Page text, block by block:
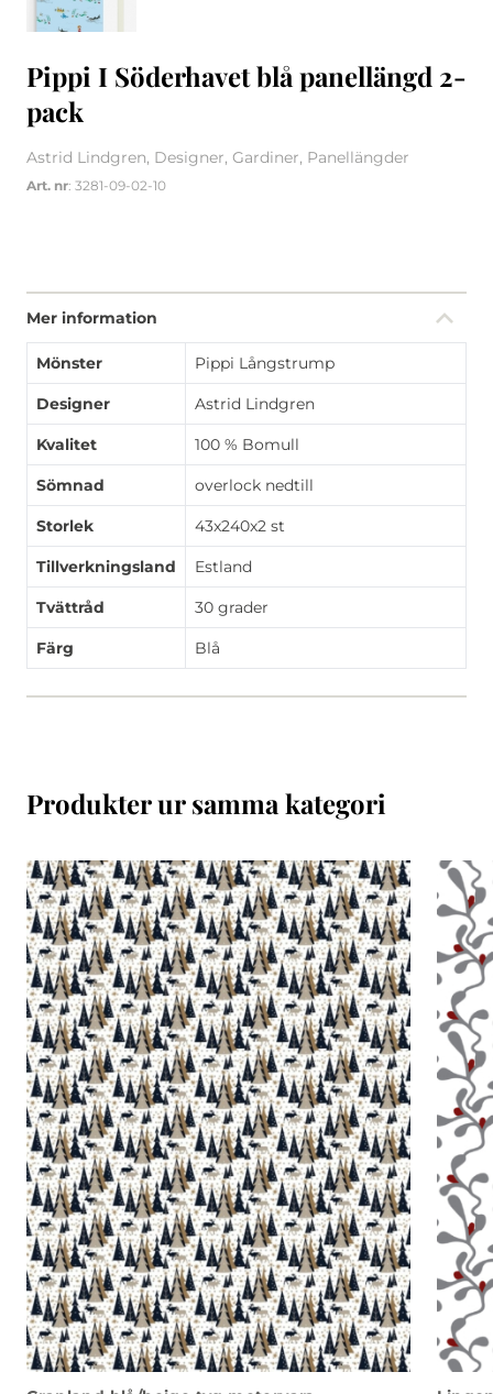
Pippi I Söderhavet blå panellängd 2-
pack
Astrid Lindgren, Designer, Gardiner, Panellängder
Art. nr: 3281-09-02-10
Mer information
Mönster Pippi Långstrump
Designer Astrid Lindgren
Kvalitet 100 % Bomull
Sömnad overlock nedtill
Storlek 43x240x2 st
Tillverkningsland Estland
Tvättråd 30 grader
Färg Blå
Produkter ur samma kategori